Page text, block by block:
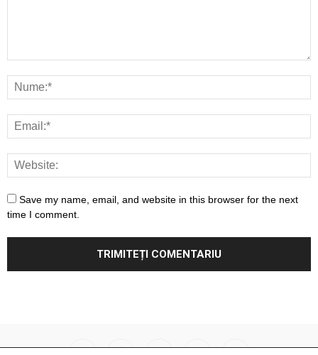
Save my name, email, and website in this browser for the next
time I comment.